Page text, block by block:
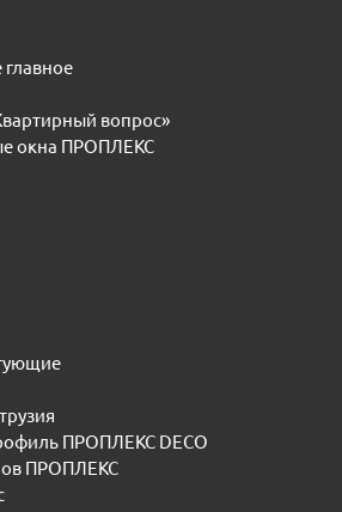
вопрос»
окна ПРОПЛЕКС
ПРОПЛЕКС DECO
ПРОПЛЕКС